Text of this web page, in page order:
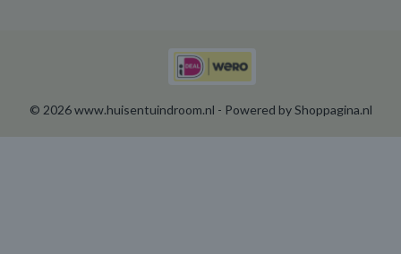
© 2026 www.huisentuindroom.nl - Powered by Shoppagina.nl